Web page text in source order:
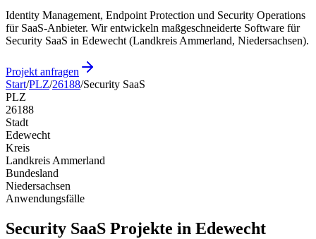
Identity Management, Endpoint Protection und Security Operations
für SaaS-Anbieter. Wir entwickeln maßgeschneiderte Software für
Security SaaS in Edewecht (Landkreis Ammerland, Niedersachsen).
Projekt anfragen
Start/PLZ/26188/Security SaaS
PLZ
26188
Stadt
Edewecht
Kreis
Landkreis Ammerland
Bundesland
Niedersachsen
Anwendungsfälle
Security SaaS Projekte in Edewecht